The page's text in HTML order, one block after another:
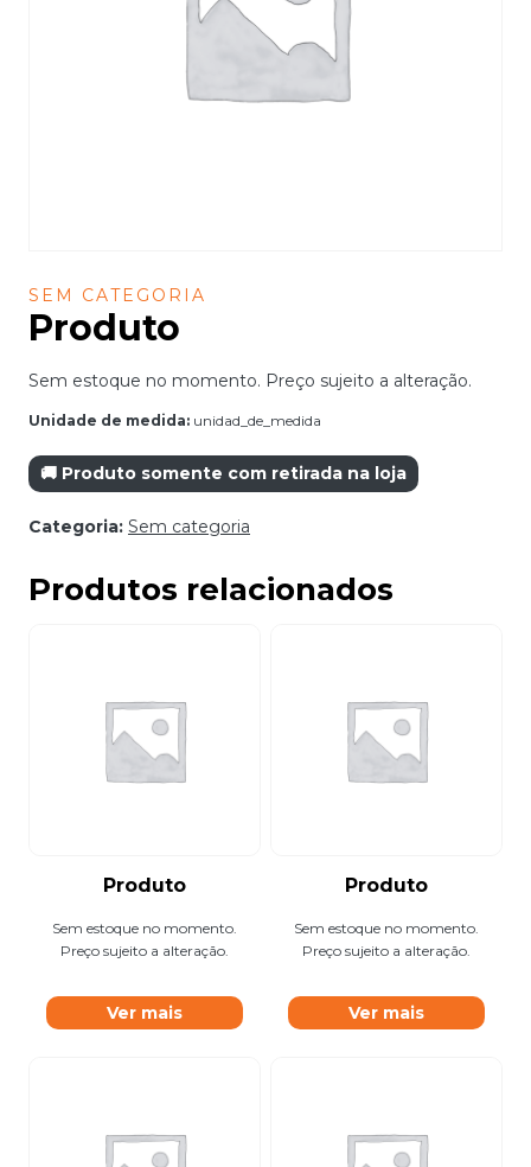
SEM CATEGORIA
Produto
Sem estoque no momento. Preço sujeito a alteração.
Unidade de medida: unidad_de_medida
🚚 Produto somente com retirada na loja
Categoria: Sem categoria
Produtos relacionados
Produto
Sem estoque no momento.
Preço sujeito a alteração.
Ver mais
Produto
Sem estoque no momento.
Preço sujeito a alteração.
Ver mais